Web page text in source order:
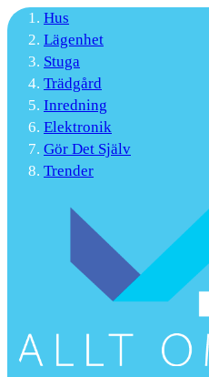
Hus
Lägenhet
Stuga
Trädgård
Inredning
Elektronik
Gör Det Själv
Trender